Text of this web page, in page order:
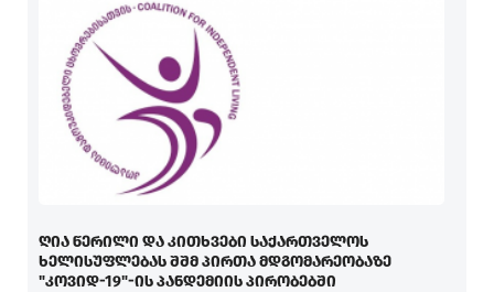
ᲦᲘᲐ ᲬᲔᲠᲘᲚᲘ ᲓᲐ ᲙᲘᲗᲮᲕᲔᲑᲘ ᲡᲐᲥᲐᲠᲗᲕᲔᲚᲝᲡ
ᲮᲔᲚᲘᲡᲣᲤᲚᲔᲑᲐᲡ ᲨᲨᲛ ᲞᲘᲠᲗᲐ ᲛᲓᲒᲝᲛᲐᲠᲔᲝᲑᲐᲖᲔ
"ᲙᲝᲕᲘᲓ-19"-ᲘᲡ ᲞᲐᲜᲓᲔᲛᲘᲘᲡ ᲞᲘᲠᲝᲑᲔᲑᲨᲘ